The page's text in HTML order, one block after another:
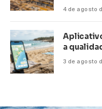
4 de agosto
a
3 de agosto